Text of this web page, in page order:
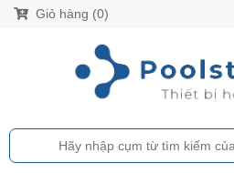
Giỏ hàng (0)